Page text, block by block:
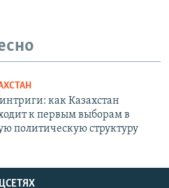
как Казахстан
к первым выборам в
политическую структуру